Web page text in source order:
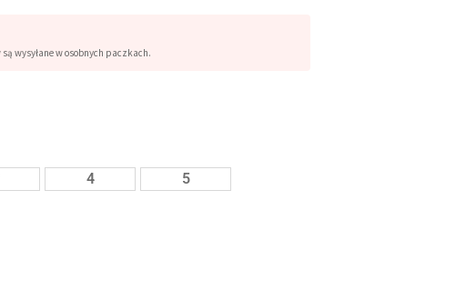
wysyłane w osobnych paczkach.
4 5